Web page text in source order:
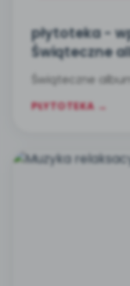
płytoteka -
Świąteczne
Świąteczne
PŁYTOTEKA →